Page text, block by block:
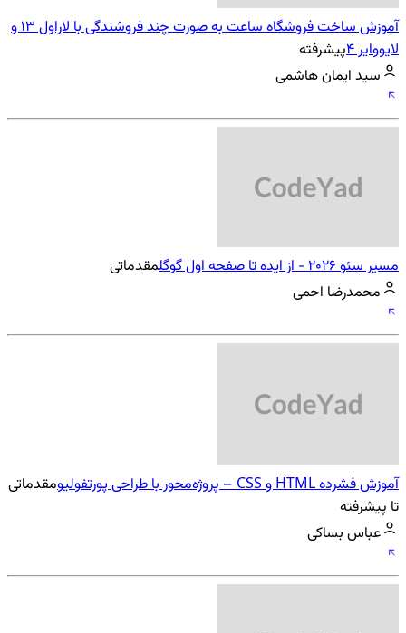
آموزش ساخت فروشگاه ساعت به صورت چند فروشندگی با لاراول 13 و
لایووایر 4 پیشرفته
سید ایمان هاشمی
مسیر سئو 2026 - از ایده تا صفحه اول گوگل
مقدماتی
محمدرضا احمی
آموزش فشرده HTML و CSS – پروژه‌محور با طراحی پورتفولیو
مقدماتی
تا پیشرفته
عباس بساکی